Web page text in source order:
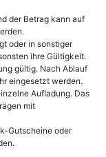
der Betrag kann auf
oder in sonstiger
ihre Gültigkeit.
gültig. Nach Ablauf
eingesetzt werden.
Aufladung. Das
mit
Gutscheine oder